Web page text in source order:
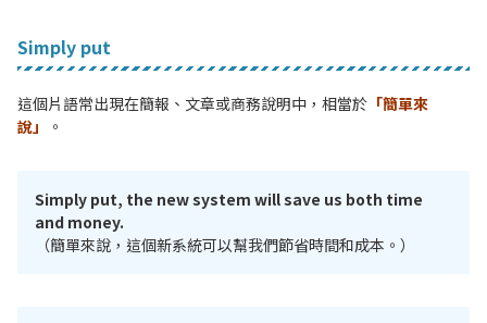
Simply put
這個片語常出現在簡報、文章或商務說明中，相當於 「簡單來
說」
。
Simply put, the new system will save us both time
and money.
（簡單來說，這個新系統可以幫我們節省時間和成本。）